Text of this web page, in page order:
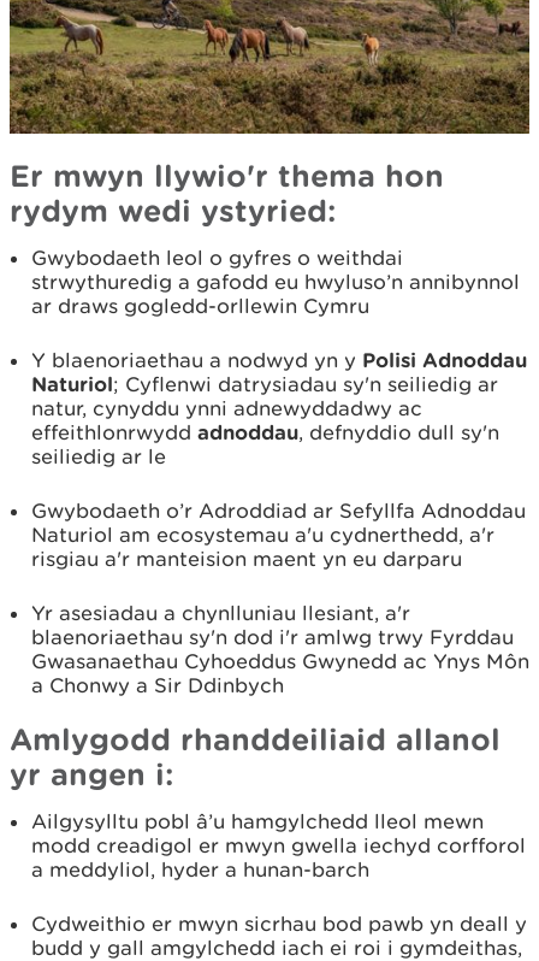
Er mwyn llywio'r thema hon
rydym wedi ystyried:
Gwybodaeth leol o gyfres o weithdai
strwythuredig a gafodd eu hwyluso’n annibynnol
ar draws gogledd-orllewin Cymru
Y blaenoriaethau a nodwyd yn y Polisi Adnoddau
Naturiol; Cyflenwi datrysiadau sy'n seiliedig ar
natur, cynyddu ynni adnewyddadwy ac
effeithlonrwydd adnoddau, defnyddio dull sy'n
seiliedig ar le
Gwybodaeth o’r Adroddiad ar Sefyllfa Adnoddau
Naturiol am ecosystemau a'u cydnerthedd, a'r
risgiau a'r manteision maent yn eu darparu
Yr asesiadau a chynlluniau llesiant, a'r
blaenoriaethau sy'n dod i'r amlwg trwy Fyrddau
Gwasanaethau Cyhoeddus Gwynedd ac Ynys Môn
a Chonwy a Sir Ddinbych
Amlygodd rhanddeiliaid allanol
yr angen i:
Ailgysylltu pobl â’u hamgylchedd lleol mewn
modd creadigol er mwyn gwella iechyd corfforol
a meddyliol, hyder a hunan-barch
Cydweithio er mwyn sicrhau bod pawb yn deall y
budd y gall amgylchedd iach ei roi i gymdeithas,